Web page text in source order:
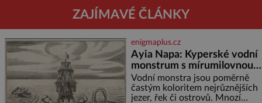
ZAJÍMAVÉ ČLÁNKY
enigmaplus.cz
Ayia Napa: Kyperské vodní
monstrum s mírumilovnou
povahou
Vodní monstra jsou poměrně
častým koloritem nejrůznějších
jezer, řek či ostrovů. Mnozí